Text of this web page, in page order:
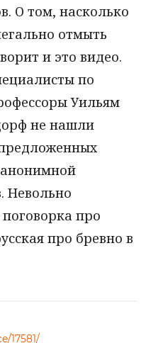
О том, насколько
отмыть
и это видео.
по
Уильям
не нашли
Невольно
про
про бревно в
17581/